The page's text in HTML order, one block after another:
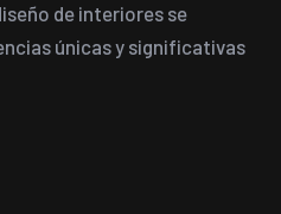
de interiores se
únicas y significativas